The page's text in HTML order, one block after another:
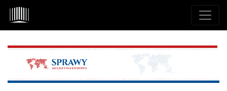
Przejdź do głównego menu
Przejdź do sekcji głównej
Przejdź do stopki